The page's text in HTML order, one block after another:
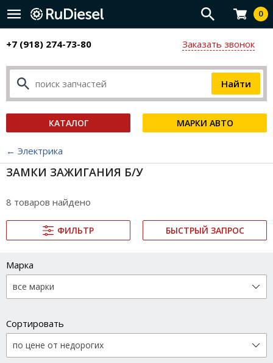
0
+7 (918) 274-73-80 Заказать звонок
КАТАЛОГ МАРКИ АВТО
← Электрика
ЗАМКИ ЗАЖИГАНИЯ Б/У
8 товаров найдено
ФИЛЬТР БЫСТРЫЙ ЗАПРОС
Марка
Сортировать